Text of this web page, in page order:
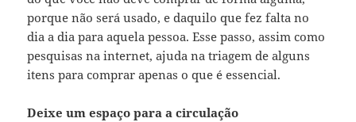
porque não será usado, e daquilo que fez falta no
dia a dia para aquela pessoa. Esse passo, assim como
pesquisas na internet, ajuda na triagem de alguns
itens para comprar apenas o que é essencial.
Deixe um espaço para a circulação